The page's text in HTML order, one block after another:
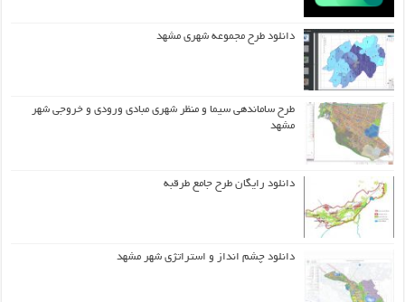
دانلود طرح مجموعه شهری مشهد
طرح ساماندهی سیما و منظر شهری مبادی ورودی و خروجی شهر
مشهد
دانلود رایگان طرح جامع طرقبه
دانلود چشم انداز و استراتژی شهر مشهد